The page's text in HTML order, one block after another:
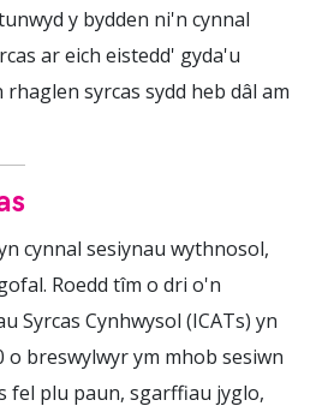
y bydden ni'n cynnal
ar eich eistedd' gyda'u
syrcas sydd heb dâl am
cynnal sesiynau wythnosol,
Roedd tîm o dri o'n
Syrcas Cynhwysol (ICATs) yn
o breswylwyr ym mhob sesiwn
fel plu paun, sgarffiau jyglo,